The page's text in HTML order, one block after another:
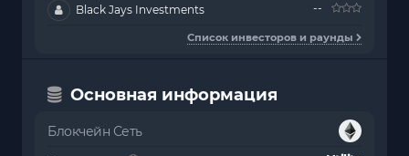
Black Jays Investments --
Список инвесторов и раунды
Основная информация
Блокчейн Сеть